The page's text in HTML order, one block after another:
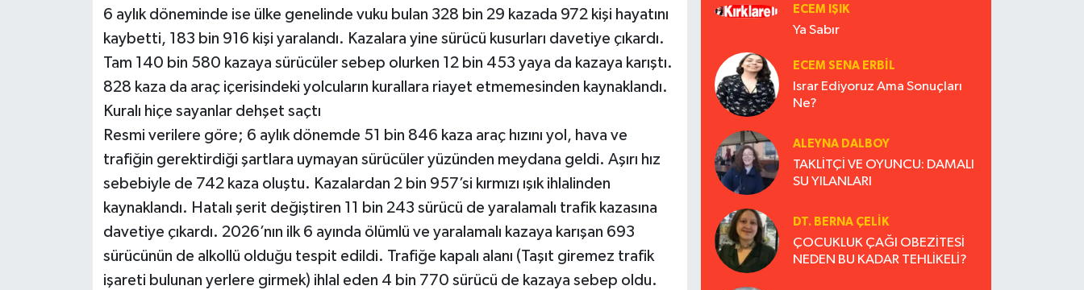
6 aylık döneminde ise ülke genelinde vuku bulan 328 bin 29 kazada 972 kişi hayatını
kaybetti, 183 bin 916 kişi yaralandı. Kazalara yine sürücü kusurları davetiye çıkardı.
Tam 140 bin 580 kazaya sürücüler sebep olurken 12 bin 453 yaya da kazaya karıştı.
828 kaza da araç içerisindeki yolcuların kurallara riayet etmemesinden kaynaklandı.
Kuralı hiçe sayanlar dehşet saçtı
Resmi verilere göre; 6 aylık dönemde 51 bin 846 kaza araç hızını yol, hava ve
trafiğin gerektirdiği şartlara uymayan sürücüler yüzünden meydana geldi. Aşırı hız
sebebiyle de 742 kaza oluştu. Kazalardan 2 bin 957’si kırmızı ışık ihlalinden
kaynaklandı. Hatalı şerit değiştiren 11 bin 243 sürücü de yaralamalı trafik kazasına
davetiye çıkardı. 2026’nın ilk 6 ayında ölümlü ve yaralamalı kazaya karışan 693
sürücünün de alkollü olduğu tespit edildi. Trafiğe kapalı alanı (Taşıt giremez trafik
işareti bulunan yerlere girmek) ihlal eden 4 bin 770 sürücü de kazaya sebep oldu.
ECEM IŞIK
Ya Sabır
ECEM SENA ERBIL
Israr Ediyoruz Ama Sonuçları
Ne?
ALEYNA DALBOY
TAKLİTÇİ VE OYUNCU: DAMALI
SU YILANLARI
DT. BERNA ÇELIK
ÇOCUKLUK ÇAĞI OBEZİTESİ
NEDEN BU KADAR TEHLİKELİ?